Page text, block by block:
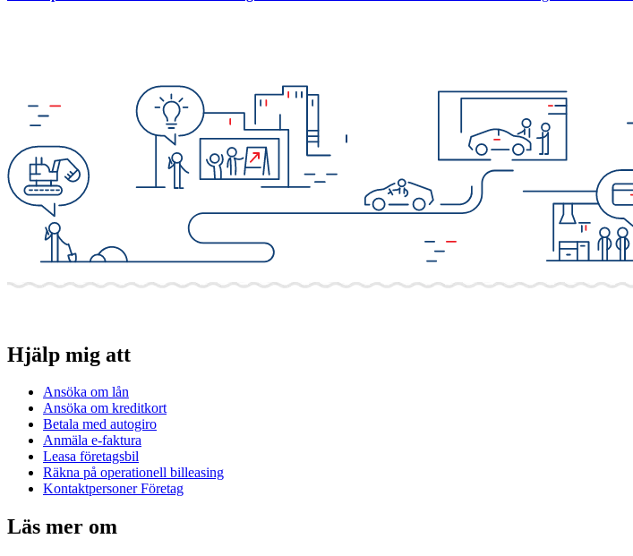
Hjälp mig att
Ansöka om lån
Ansöka om kreditkort
Betala med autogiro
Anmäla e-faktura
Leasa företagsbil
Räkna på operationell billeasing
Kontaktpersoner Företag
Läs mer om